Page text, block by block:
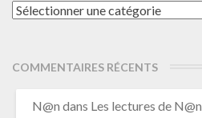
Catégories
COMMENTAIRES RÉCENTS
N@n dans Les lectures de N@n